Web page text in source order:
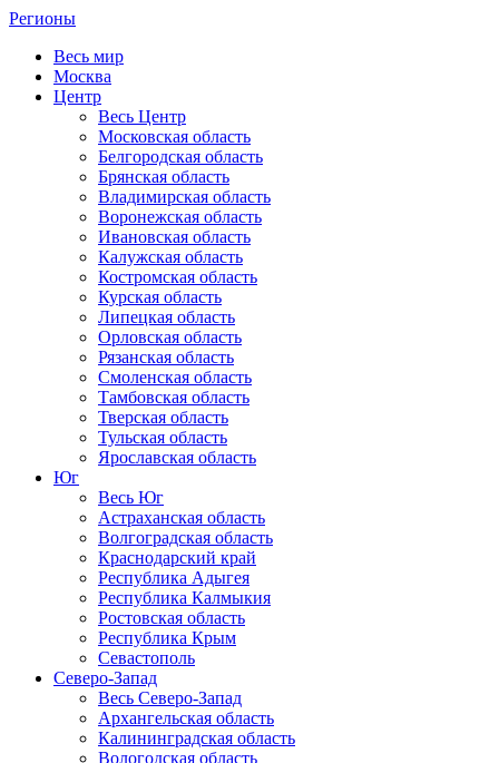
Регионы
Весь мир
Москва
Центр
Весь Центр
Московская область
Белгородская область
Брянская область
Владимирская область
Воронежская область
Ивановская область
Калужская область
Костромская область
Курская область
Липецкая область
Орловская область
Рязанская область
Смоленская область
Тамбовская область
Тверская область
Тульская область
Ярославская область
Юг
Весь Юг
Астраханская область
Волгоградская область
Краснодарский край
Республика Адыгея
Республика Калмыкия
Ростовская область
Республика Крым
Севастополь
Северо-Запад
Весь Северо-Запад
Архангельская область
Калининградская область
Вологодская область